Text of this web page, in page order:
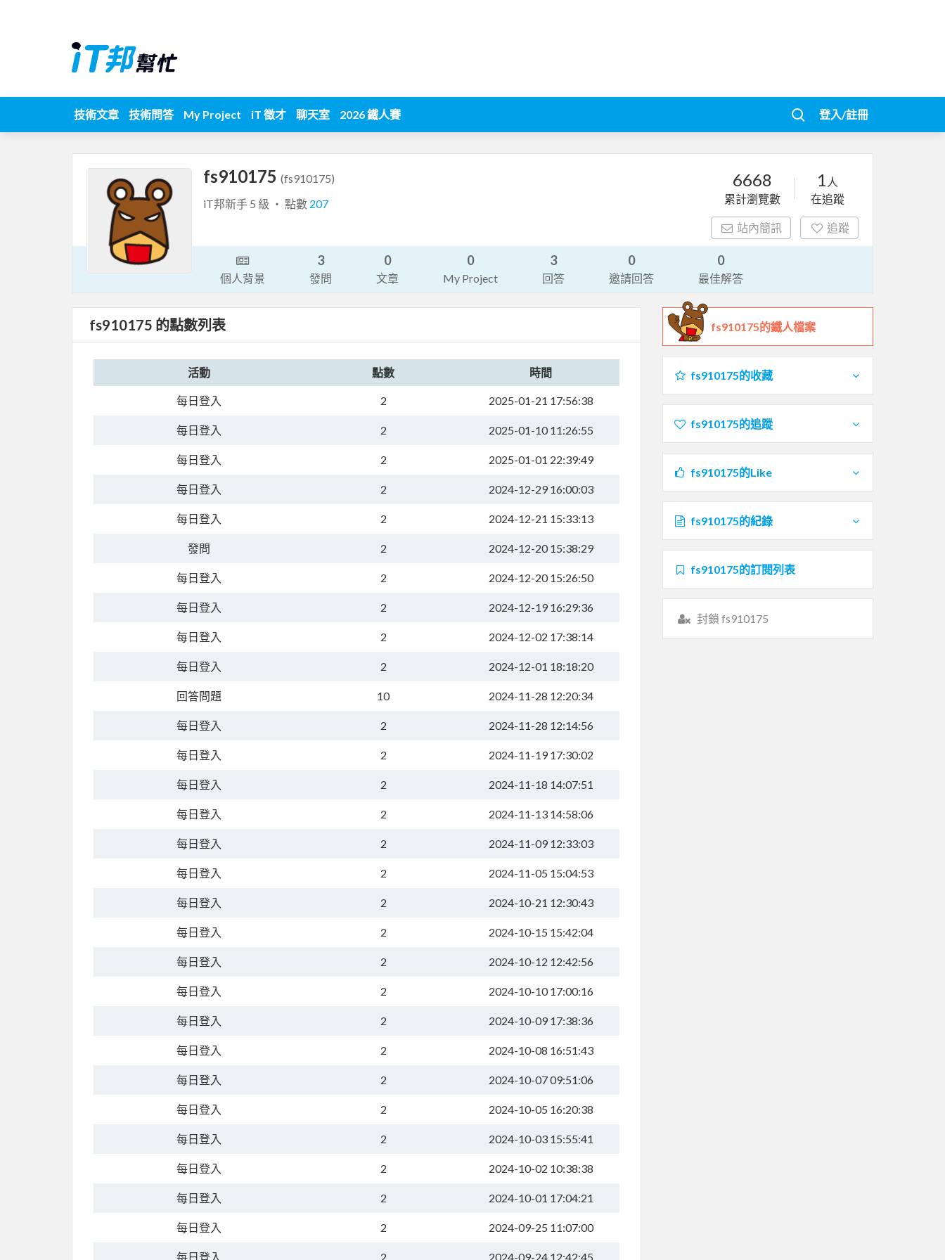
技術文章 技術問答 My Project iT 徵才 聊天室 2026 鐵人賽 登入/註冊
fs910175 (fs910175)
iT邦新手 5 級 ‧ 點數 207
6668
累計瀏覽數
1 人
在追蹤
站內簡訊 追蹤
個人背景
3
發問
0
文章
0
My Project
3
回答
0
邀請回答
0
最佳解答
fs910175 的點數列表
活動 點數 時間
每日登入 2 2025-01-21 17:56:38
每日登入 2 2025-01-10 11:26:55
每日登入 2 2025-01-01 22:39:49
每日登入 2 2024-12-29 16:00:03
每日登入 2 2024-12-21 15:33:13
發問 2 2024-12-20 15:38:29
每日登入 2 2024-12-20 15:26:50
每日登入 2 2024-12-19 16:29:36
每日登入 2 2024-12-02 17:38:14
每日登入 2 2024-12-01 18:18:20
回答問題 10 2024-11-28 12:20:34
每日登入 2 2024-11-28 12:14:56
每日登入 2 2024-11-19 17:30:02
每日登入 2 2024-11-18 14:07:51
每日登入 2 2024-11-13 14:58:06
每日登入 2 2024-11-09 12:33:03
每日登入 2 2024-11-05 15:04:53
每日登入 2 2024-10-21 12:30:43
每日登入 2 2024-10-15 15:42:04
每日登入 2 2024-10-12 12:42:56
每日登入 2 2024-10-10 17:00:16
每日登入 2 2024-10-09 17:38:36
每日登入 2 2024-10-08 16:51:43
每日登入 2 2024-10-07 09:51:06
每日登入 2 2024-10-05 16:20:38
每日登入 2 2024-10-03 15:55:41
每日登入 2 2024-10-02 10:38:38
每日登入 2 2024-10-01 17:04:21
每日登入 2 2024-09-25 11:07:00
每日登入 2 2024-09-24 12:42:45
fs910175的鐵人檔案
fs910175的收藏
fs910175的追蹤
fs910175的Like
fs910175的紀錄
fs910175的訂閱列表
封鎖 fs910175